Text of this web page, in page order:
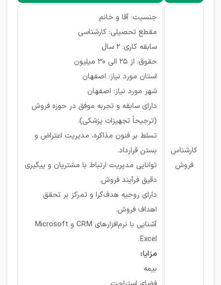
کارشناس
فروش
جنسیت: آقا و خانم
مقطع تحصیلی: کارشناسی
سابقه کاری: ۲ سال
حقوق: از ۲۵ الی ۳۰ میلیون
استان مورد نیاز: اصفهان
شهر مورد نیاز: اصفهان
دارای سابقه و تجربه موفق در حوزه فروش
(ترجیحاً تجهیزات پزشکی).
تسلط بر فنون مذاکره، مدیریت اعتراض و
بستن قرارداد.
توانایی مدیریت ارتباط با مشتریان و پیگیری
دقیق فرآیند فروش.
دارای روحیه هدف‌گرا و تمرکز بر تحقق
اهداف فروش.
آشنایی با نرم‌افزارهای CRM و Microsoft
Excel.
مزایا:
بیمه